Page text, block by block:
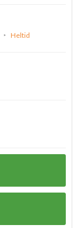
Heltid